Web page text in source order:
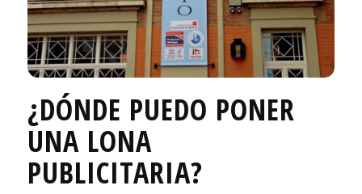
¿DÓNDE PUEDO PONER
UNA LONA
PUBLICITARIA?